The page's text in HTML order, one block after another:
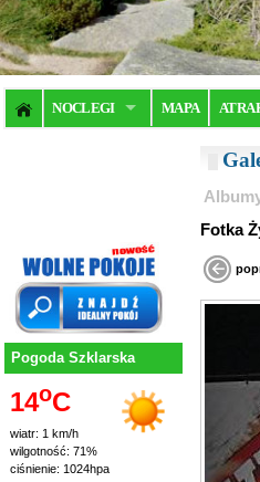
NOCLEGI MAPA
Pogoda Szklarska
14oC
wiatr: 1 km/h
wilgotność: 71%
ciśnienie: 1024hpa
Fotka